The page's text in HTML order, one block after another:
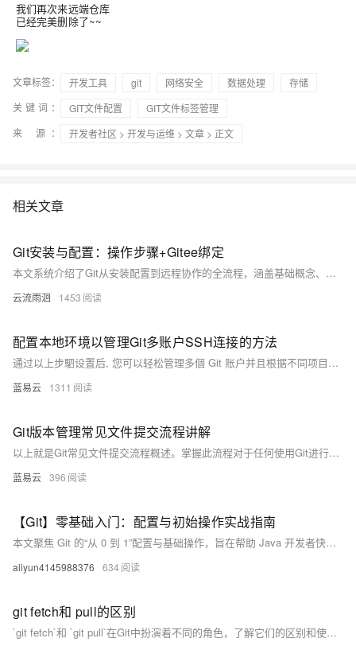
我们再次来远端仓库
已经完美删除了~~
文章标签： 开发工具 git 网络安全 数据处理
存储
关键词：
GIT文件配置
GIT文件标签管理
来 源：
开发者社区 > 开发与运维 > 文章 > 正文
相关文章
Git安装与配置：操作步骤+Gitee绑定
本文系统介绍了Git从安装配置到远程协作的全流程，涵盖基础概念、常用命令、分支管理、冲突解决及Gitee实战操作，助你高效掌握代码版本控制与团队协作技巧。
云流雨洄 1453
配置本地环境以管理Git多账户SSH连接的方法
通过以上步駟设置后, 您可以轻松管理多個 Git 账户并且根据不同项目需求切换 SSH 密匙进行版本控制操作。
蓝易云 1311
Git版本管理常见文件提交流程讲解
以上就是Git常见文件提交流程概述。掌握此流程对于任何使用Git进行版本控制和协同工作项目团队成员都至关重要。
蓝易云 396
【Git】零基础入门：配置与初始操作实战指南
本文聚焦 Git 的“从 0 到 1”配置与基础操作，旨在帮助 Java 开发者快速掌握环境搭建、用户配置、仓库初始化、代码提交、版本回退等核心技能。内容设计上避免涉及复杂的分支策略或高级命令，以实用为导向，适合零基础入门者系统学习，为后续参与企业级项目开发奠定版本控制基础。
aliyun4145988376 634
git fetch和 pull的区别
`git fetch`和 `git pull`在Git中扮演着不同的角色，了解它们的区别和使用场景对于高效管理代码库至关重要。通过合理使用这两个命令，可以更好地控制代码合并过程，减少冲突，提高团队协作效率。